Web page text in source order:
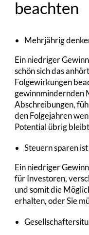
beachten
Mehrjährig
Ein niedriger
schön sich das
Folgewirkungen
gewinnmindernden
Abschreibungen,
den Folgejahren
Potential übrig
Steuern sparen
Ein niedriger
für Investoren,
und somit die
erhalten, oder Sie